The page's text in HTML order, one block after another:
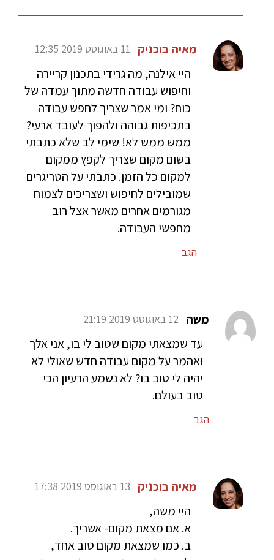
מאיה בוכניק 11 באוגוסט 2019 12:35
היי אילנה, מה גרידי בתכנון קריירה
וחיפוש עבודה חדשה מתוך עמדה של
כוח? ומי אמר שצריך לחפש עבודה
בתכיפות גבוהה ולהפוך לעובד ארעי?
ממש ממש לא! שימי לב שלא כתבתי
בשום מקום שצריך לקפץ ממקום
למקום כל הזמן. כתבתי על הטריגרים
שמובילים לחיפוש ושצריכים לצמוח
מגורמים אחרים מאשר אצל רוב
מחפשי העבודה.
הגב
משה 12 באוגוסט 2019 21:19
עד שמצאתי מקום שטוב לי בו, אני אלך
ואהמר על מקום עבודה חדש שאולי לא
יהיה לי טוב בו? לא נשמע הרעיון הכי
טוב בעולם.
הגב
מאיה בוכניק 13 באוגוסט 2019 17:38
היי משה,
א. אם מצאת מקום- אשריך.
ב. כמו שמצאת מקום טוב אחד,